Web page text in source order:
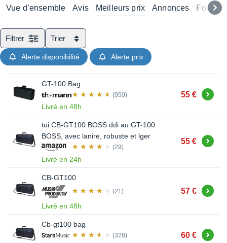
Vue d’ensemble Avis Meilleurs prix Annonces Forums
Filtrer Trier
Alerte disponibilité Alerte prix
GT-100 Bag
(950)
Livré en 48h
55 € Acheter
tui CB-GT100 BOSS ddi au GT-100
BOSS, avec lanire, robuste et lger
(29)
Livré en 24h
55 € Acheter
CB-GT100
(21)
Livré en 48h
57 € Acheter
Cb-gt100 bag
(328) 60 € Acheter